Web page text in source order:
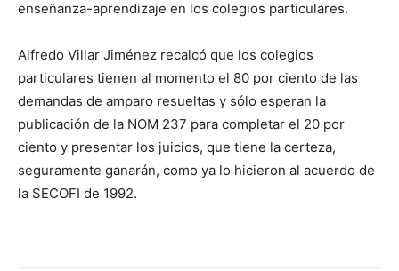
enseñanza-aprendizaje en los colegios particulares.
Alfredo Villar Jiménez recalcó que los colegios
particulares tienen al momento el 80 por ciento de las
demandas de amparo resueltas y sólo esperan la
publicación de la NOM 237 para completar el 20 por
ciento y presentar los juicios, que tiene la certeza,
seguramente ganarán, como ya lo hicieron al acuerdo de
la SECOFI de 1992.